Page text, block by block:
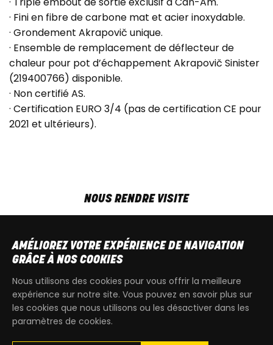
· Fini en fibre de carbone mat et acier inoxydable.
· Grondement Akrapovič unique.
· Ensemble de remplacement de déflecteur de
chaleur pour pot d’échappement Akrapovič Sinister
(219400766) disponible.
· Non certifié AS.
· Certification EURO 3/4 (pas de certification CE pour
2021 et ultérieurs).
NOUS RENDRE VISITE
SAM9h00 - 13h30
T+32 64 700 970
AMÉLIOREZ VOTRE EXPÉRIENCE DE NAVIGATION
GRÂCE À NOS COOKIES
Nous utilisons des cookies pour vous offrir la meilleure
expérience sur notre site. Vous pouvez en savoir plus sur
les cookies que nous utilisons ou les désactiver dans les
paramètres de cookies.